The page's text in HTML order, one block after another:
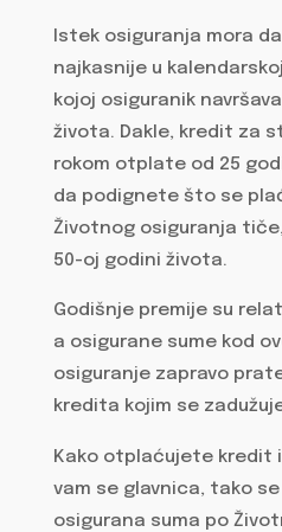
Istek osiguranja mora
najkasnije u
kojoj osiguranik
života. Dakle, kredit za
rokom otplate od 25
da podignete što se
Životnog osiguranja
50-oj godini života.
Godišnje premije su
a osigurane sume kod
osiguranje zapravo
kredita kojim se
Kako otplaćujete kredit
vam se glavnica, tako
osigurana suma po